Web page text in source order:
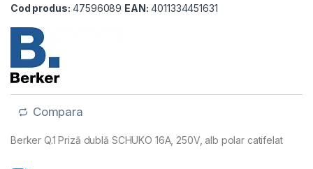
Cod produs: 47596089 EAN: 4011334451631
Compara
Berker Q.1 Priză dublă SCHUKO 16A, 250V, alb polar catifelat